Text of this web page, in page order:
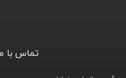
تماس با